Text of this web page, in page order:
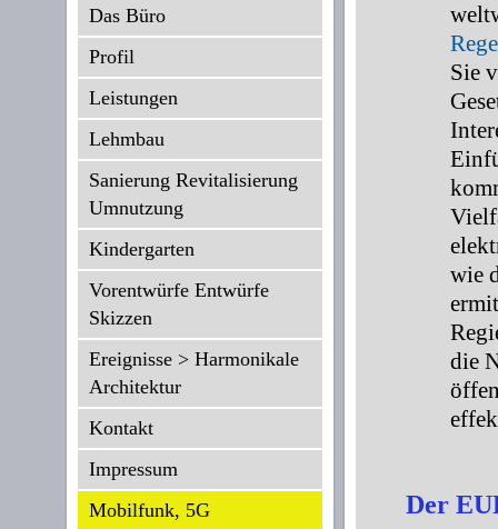
Das Büro
Profil
Leistungen
Lehmbau
Sanierung Revitalisierung
Umnutzung
Kindergarten
Vorentwürfe Entwürfe
Skizzen
Ereignisse > Harmonikale
Architektur
Kontakt
Impressum
Mobilfunk, 5G
Sie
wie
die
Der